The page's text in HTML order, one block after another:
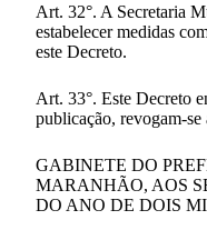
Art. 32°. A Secretaria
estabelecer medidas
este Decreto.
Art. 33°. Este Decreto
publicação, revogam-se
GABINETE DO
MARANHÃO, AOS
DO ANO DE DOIS